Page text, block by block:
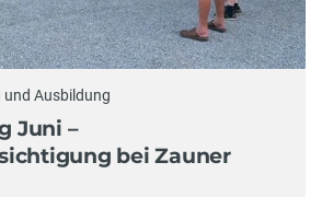
Ausbildung
Juni –
bei Zauner